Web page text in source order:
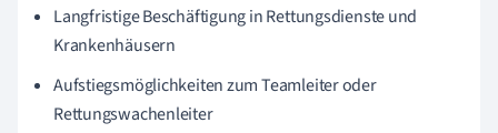
Langfristige Beschäftigung in Rettungsdienste und
Krankenhäusern
Aufstiegsmöglichkeiten zum Teamleiter oder
Rettungswachenleiter